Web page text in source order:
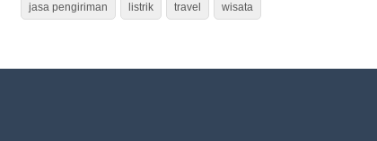
jasa pengiriman listrik travel wisata